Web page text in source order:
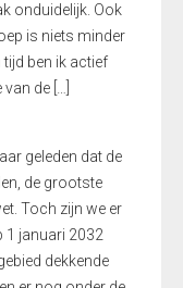
onduidelijk. Ook
is niets minder
ben ik actief
de […]
geleden dat de
de grootste
Toch zijn we er
1 januari 2032
dekkende